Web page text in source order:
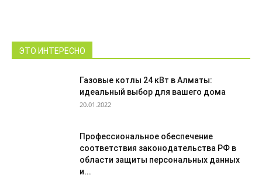
ЭТО ИНТЕРЕСНО
Газовые котлы 24 кВт в Алматы:
идеальный выбор для вашего дома
20.01.2022
Профессиональное обеспечение
соответствия законодательства РФ в
области защиты персональных данных
и...